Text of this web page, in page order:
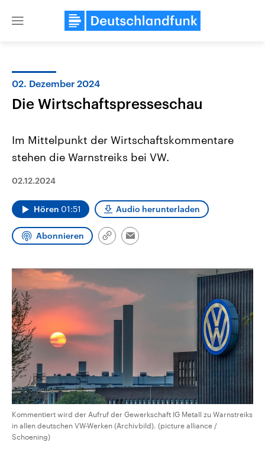
Close
USA
Aktuelle Beiträge, Analysen und
Hintergründe
Wirtschaftlich und militärisch
gehören die Vereinigten Staaten zu
aktuelle Weltgeschehen.
Nahostkonflikt
Aktuelle Lage und
Diese wird wie die
Libanon vom Iran
Sendungen Programm
Audio-Archiv
02. Dezember 2024
Die Wirtschaftspresseschau
Im Mittelpunkt der Wirtschaftskommentare
stehen die Warnstreiks bei VW.
02.12.2024
Hören 01:51 Audio herunterladen
Abonnieren
Link
Email
Kommentiert wird der Aufruf der Gewerkschaft IG Metall zu Warnstreiks
in allen deutschen VW-Werken (Archivbild). (picture alliance /
Schoening)